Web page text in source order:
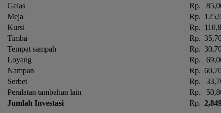
Gelas
Rp.
Meja
Rp.
Kursi
Rp.
Timba
Rp.
Tempat sampah
Rp.
Loyang
Rp.
Nampan
Rp.
Serbet
Rp.
Peralatan tambahan lain
Rp.
Jumlah Investasi
Rp.